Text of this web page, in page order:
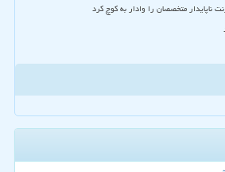
ناپایدار متخصصان را وادار به کوچ کرد